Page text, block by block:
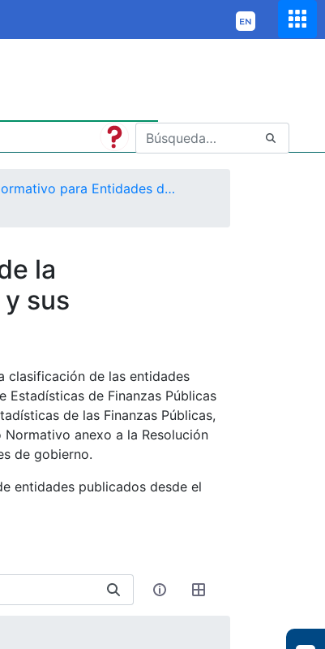
Marco Normativo para Entidades de Gobierno
la
sus
clasificación de las entidades
de Finanzas Públicas
de las Finanzas Públicas,
anexo a la Resolución
de gobierno.
entidades publicados desde el